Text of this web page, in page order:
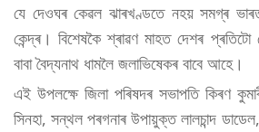
যে দেওঘৰ কেৱল ঝাৰখণ্ডতে নহয় সমগ্ৰ
কেন্দ্ৰ। বিশেষকৈ শ্ৰাৱণ মাহত দেশৰ
বাবা বৈদ্যনাথ ধামলৈ জলাভিষেকৰ বাবে আহে।
এই উপলক্ষে জিলা পৰিষদৰ সভাপতি কিৰণ
সিনহা, সন্থল পৰগনাৰ উপায়ুক্ত লালচান্দ